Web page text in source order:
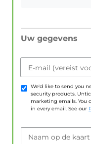
Uw gegevens
E-mail (vereist
We'd like to send you
security products.
marketing emails. You
in every email. See our
Naam op de kaart